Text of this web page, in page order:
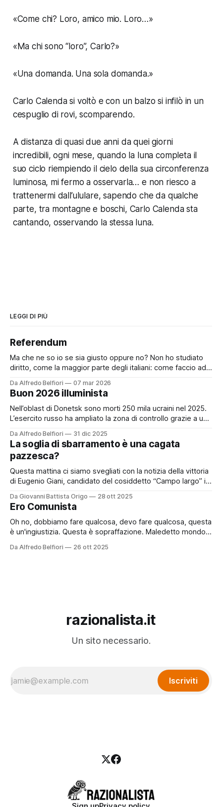
«Come chi? Loro, amico mio. Loro…»
«Ma chi sono “loro”, Carlo?»
«Una domanda. Una sola domanda.»
Carlo Calenda si voltò e con un balzo si infilò in un
cespuglio di rovi, scomparendo.
A distanza di quasi due anni da quei giorni
incredibili, ogni mese, quando la luna completa il
suo ciclo riempiendo il cielo della sua circonferenza
luminosa, mi fermo a osservarla… e non riesco a
trattenermi dall’ululare, sapendo che da qualche
parte, tra montagne e boschi, Carlo Calenda sta
cantando, osservando la stessa luna.
LEGGI DI PIÙ
Referendum
Ma che ne so io se sia giusto oppure no? Non ho studiato
diritto, come la maggior parte degli italiani: come faccio ad
forte su questo tema senza aver mai lavorato in tribunale è
un cretino. Tuttavia da pochi
Da Alfredo Belfiori 07 mar 2026
Buon 2026 illuminista
Nell’oblast di Donetsk sono morti 250 mila ucraini nel 2025.
L’esercito russo ha ampliato la zona di controllo grazie a una
condannati a morte dalle prigioni, Misrenov ha sfruttato un
gruppo di persone definite non idonee al servizio militare:
ragazzi tra
Da Alfredo Belfiori 31 dic 2025
La soglia di sbarramento è una cagata
pazzesca?
Questa mattina ci siamo svegliati con la notizia della vittoria
di Eugenio Giani, candidato del cosiddetto “Campo largo” in
la notizia che più salta agli occhi è un’altra: la candidata
presidente di Regione, Antonella Bundu, a capo della lista
“Toscana
Da Giovanni Battista Origo 28 ott 2025
Ero Comunista
Oh no, dobbiamo fare qualcosa, devo fare qualcosa, questa
è un'ingiustizia. Questa è sopraffazione. Maledetto mondo
Come fate a non vedere queste atrocità, li dobbiamo
Da Alfredo Belfiori 26 ott 2025
razionalista.it
Un sito necessario.
Iscriviti